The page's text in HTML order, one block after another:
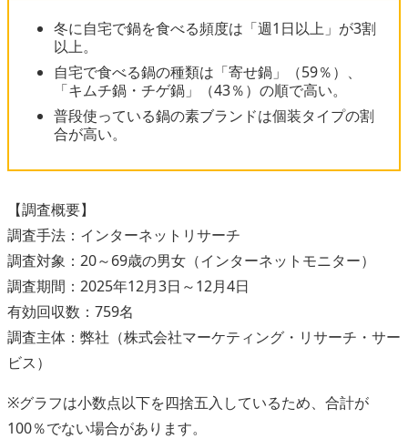
冬に自宅で鍋を食べる頻度は「週1日以上」が3割
以上。
自宅で食べる鍋の種類は「寄せ鍋」（59％）、
「キムチ鍋・チゲ鍋」（43％）の順で高い。
普段使っている鍋の素ブランドは個装タイプの割
合が高い。
【調査概要】
調査手法：インターネットリサーチ
調査対象：20～69歳の男女（インターネットモニター）
調査期間：2025年12月3日～12月4日
有効回収数：759名
調査主体：弊社（株式会社マーケティング・リサーチ・サー
ビス）
※グラフは小数点以下を四捨五入しているため、合計が
100％でない場合があります。